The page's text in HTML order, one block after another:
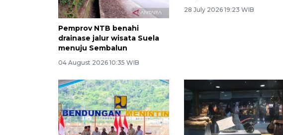
Pemprov NTB benahi
drainase jalur wisata Suela
menuju Sembalun
04 August 2026 10:35 WIB
28 July 2026 19:23 WIB